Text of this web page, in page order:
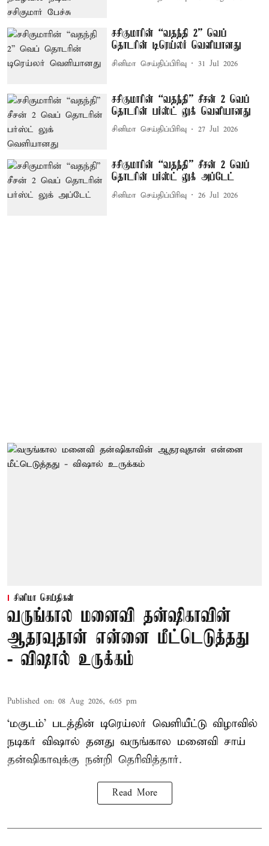
சசிகுமாரின் “வதந்தி 2” வெப்
தொடரின் டிரெய்லர் வெளியானது
சினிமா செய்திப்பிரிவு 31 Jul 2026
சசிகுமாரின் “வதந்தி” சீசன் 2 வெப்
தொடரின் பர்ஸ்ட் லுக் வெளியானது
சினிமா செய்திப்பிரிவு 27 Jul 2026
சசிகுமாரின் “வதந்தி” சீசன் 2 வெப்
தொடரின் பர்ஸ்ட் லுக் அப்டேட்
சினிமா செய்திப்பிரிவு 26 Jul 2026
சினிமா செய்திகள்
வருங்கால மனைவி தன்ஷிகாவின்
ஆதரவுதான் என்னை மீட்டெடுத்தது
- விஷால் உருக்கம்
Published on: 08 Aug 2026, 6:05 pm
‘மகுடம்’ படத்தின் டிரெய்லர் வெளியீட்டு விழாவில்
நடிகர் விஷால் தனது வருங்கால மனைவி சாய்
தன்ஷிகாவுக்கு நன்றி தெரிவித்தார்.
Read More